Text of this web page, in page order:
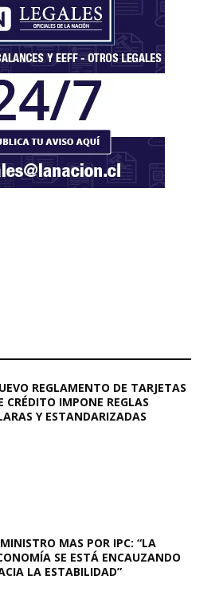
REGLAMENTO DE TARJETAS
CRÉDITO IMPONE REGLAS
Y ESTANDARIZADAS
MAS POR IPC: “LA
SE ESTÁ ENCAUZANDO
LA ESTABILIDAD”